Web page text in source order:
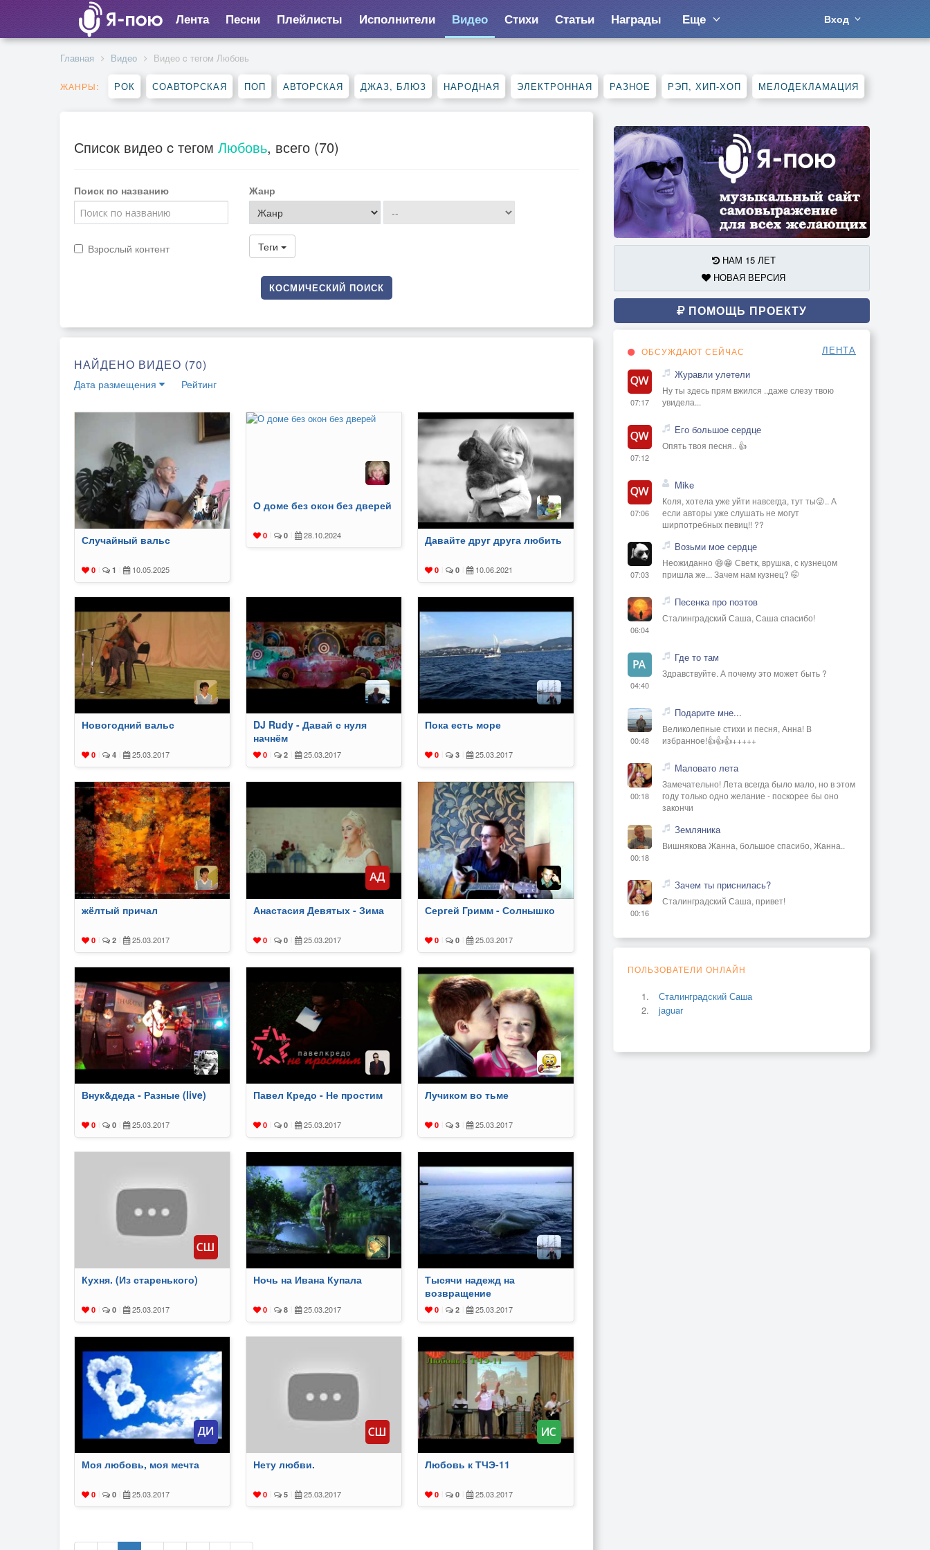
Лента Песни Плейлисты Исполнители Видео Стихи Статьи Награды Еще Вход
Главная Видео Видео c тегом Любовь
ЖАНРЫ: РОК СОАВТОРСКАЯ ПОП АВТОРСКАЯ ДЖАЗ, БЛЮЗ НАРОДНАЯ ЭЛЕКТРОННАЯ РАЗНОЕ РЭП, ХИП-ХОП МЕЛОДЕКЛАМАЦИЯ
Список видео c тегом Любовь, всего (70)
Поиск по названию Жанр
Взрослый контент Теги
КОСМИЧЕСКИЙ ПОИСК
НАЙДЕНО ВИДЕО (70)
Дата размещения Рейтинг
Случайный вальс
0 1 10.05.2025
О доме без окон без дверей
0 0 28.10.2024 Давайте друг друга любить
0 0 10.06.2021
Новогодний вальс
0 4 25.03.2017
DJ Rudy - Давай с нуля
начнём
0 2 25.03.2017
Пока есть море
0 3 25.03.2017
жёлтый причал
0 2 25.03.2017
Анастасия Девятых - Зима
0 0 25.03.2017
Сергей Гримм - Солнышко
0 0 25.03.2017
Внук&деда - Разные (live)
0 0 25.03.2017
Павел Кредо - Не простим
0 0 25.03.2017
Лучиком во тьме
0 3 25.03.2017
Кухня. (Из старенького)
0 0 25.03.2017
Ночь на Ивана Купала
0 8 25.03.2017
Тысячи надежд на
возвращение
0 2 25.03.2017
Моя любовь, моя мечта
0 0 25.03.2017
Нету любви.
0 5 25.03.2017
Любовь к ТЧЭ-11
0 0 25.03.2017
НАМ 15 ЛЕТ
НОВАЯ ВЕРСИЯ
ПОМОЩЬ ПРОЕКТУ
ОБСУЖДАЮТ СЕЙЧАС ЛЕНТА
07:17
Журавли улетели
Ну ты здесь прям вжился ..даже слезу твою
увидела...
07:12
Его большое сердце
Опять твоя песня.. 👍
07:06
Mike
Коля, хотела уже уйти навсегда, тут ты😜.. А
если авторы уже слушать не могут
ширпотребных певиц!! ??
07:03
Возьми мое сердце
Неожиданно 😄😁 Светк, врушка, с кузнецом
пришла же... Зачем нам кузнец? 🤭
06:04
Песенка про поэтов
Сталинградский Саша, Саша спасибо!
04:40
Где то там
Здравствуйте. А почему это может быть ?
00:48
Подарите мне...
Великолепные стихи и песня, Анна! В
избранное!👍👍👍+++++
00:18
Маловато лета
Замечательно! Лета всегда было мало, но в этом
году только одно желание - поскорее бы оно
закончи
00:18
Земляника
Вишнякова Жанна, большое спасибо, Жанна..
00:16
Зачем ты приснилась?
Сталинградский Саша, привет!
ПОЛЬЗОВАТЕЛИ ОНЛАЙН
Сталинградский Саша
jaguar